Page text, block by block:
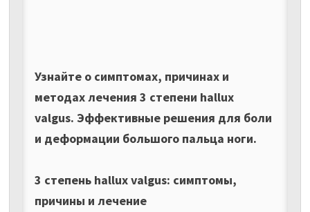
Узнайте о симптомах, причинах и
методах лечения 3 степени hallux
valgus. Эффективные решения для боли
и деформации большого пальца ноги.
3 степень hallux valgus: симптомы,
причины и лечение